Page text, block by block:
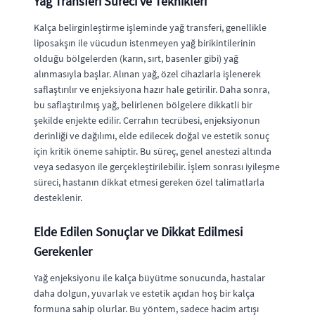
Kalça belirginleştirme işleminde yağ transferi, genellikle
liposakşın ile vücudun istenmeyen yağ birikintilerinin
olduğu bölgelerden (karın, sırt, basenler gibi) yağ
alınmasıyla başlar. Alınan yağ, özel cihazlarla işlenerek
saflaştırılır ve enjeksiyona hazır hale getirilir. Daha sonra,
bu saflaştırılmış yağ, belirlenen bölgelere dikkatli bir
şekilde enjekte edilir. Cerrahın tecrübesi, enjeksiyonun
derinliği ve dağılımı, elde edilecek doğal ve estetik sonuç
için kritik öneme sahiptir. Bu süreç, genel anestezi altında
veya sedasyon ile gerçekleştirilebilir. İşlem sonrası iyileşme
süreci, hastanın dikkat etmesi gereken özel talimatlarla
desteklenir.
Elde Edilen Sonuçlar ve Dikkat Edilmesi
Gerekenler
Yağ enjeksiyonu ile kalça büyütme sonucunda, hastalar
daha dolgun, yuvarlak ve estetik açıdan hoş bir kalça
formuna sahip olurlar. Bu yöntem, sadece hacim artışı